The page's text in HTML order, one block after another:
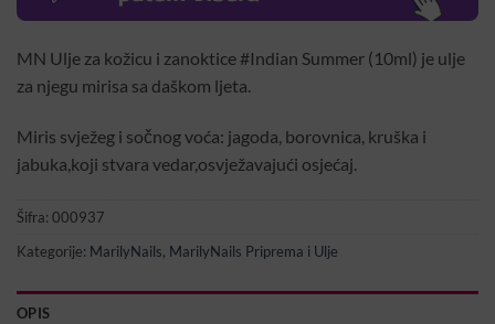
MN Ulje za kožicu i zanoktice #Indian Summer (10ml) je ulje
za njegu mirisa sa daškom ljeta.
Miris svježeg i sočnog voća: jagoda, borovnica, kruška i
jabuka,koji stvara vedar,osvježavajući osjećaj.
Šifra: 000937
Kategorije: MarilyNails, MarilyNails Priprema i Ulje
OPIS